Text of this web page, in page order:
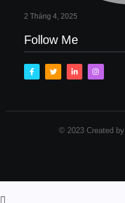
2 Tháng 4, 2025
Follow Me
© 2023 Created by